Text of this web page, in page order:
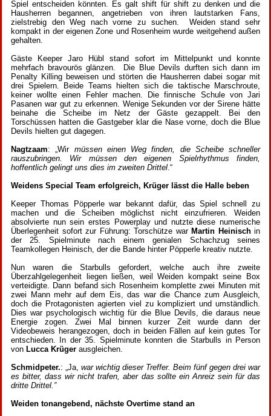
Spiel entscheiden könnten. Es galt shift für shift zu denken und die
Hausherren begannen, angetrieben von ihren lautstarken Fans,
zielstrebig den Weg nach vorne zu suchen. Weiden stand sehr
kompakt in der eigenen Zone und Rosenheim wurde weitgehend außen
gehalten.
Gäste Keeper Jaro Hübl stand sofort im Mittelpunkt und konnte
mehrfach bravourös glänzen. Die Blue Devils durften sich dann im
Penalty Killing beweisen und störten die Hausherren dabei sogar mit
drei Spielern. Beide Teams hielten sich die taktische Marschroute,
keiner wollte einen Fehler machen. Die finnische Schule von Jari
Pasanen war gut zu erkennen. Wenige Sekunden vor der Sirene hätte
beinahe die Scheibe im Netz der Gäste gezappelt. Bei den
Torschüssen hatten die Gastgeber klar die Nase vorne, doch die Blue
Devils hielten gut dagegen.
Nagtzaam: „Wir müssen einen Weg finden, die Scheibe schneller
rauszubringen. Wir müssen den eigenen Spielrhythmus finden,
hoffentlich gelingt uns dies im zweiten Drittel .“
Weidens Special Team erfolgreich, Krüger lässt die Halle beben
Keeper Thomas Pöpperle war bekannt dafür, das Spiel schnell zu
machen und die Scheiben möglichst nicht einzufrieren. Weiden
absolvierte nun sein erstes Powerplay und nutzte diese numerische
Überlegenheit sofort zur Führung: Torschütze war Martin Heinischin
der 25. Spielminute nach einem genialen Schachzug seines
Teamkollegen Heinisch, der die Bande hinter Pöpperle kreativ nutzte.
Nun waren die Starbulls gefordert, welche auch ihre zweite
Überzahlgelegenheit liegen ließen, weil Weiden kompakt seine Box
verteidigte. Dann befand sich Rosenheim komplette zwei Minuten mit
zwei Mann mehr auf dem Eis, das war die Chance zum Ausgleich,
doch die Protagonisten agierten viel zu kompliziert und umständlich.
Dies war psychologisch wichtig für die Blue Devils, die daraus neue
Energie zogen. Zwei Mal binnen kurzer Zeit wurde dann der
Videobeweis herangezogen, doch in beiden Fällen auf kein gutes Tor
entschieden. In der 35. Spielminute konnten die Starbulls in Person
von Lucca Krüger ausgleichen.
Schmidpeter.: „Ja, war wichtig dieser Treffer. Beim fünf gegen drei war
es bitter, dass wir nicht trafen, aber das sollte ein Anreiz sein für das
dritte Drittel.”
Weiden tonangebend, nächste Overtime stand an